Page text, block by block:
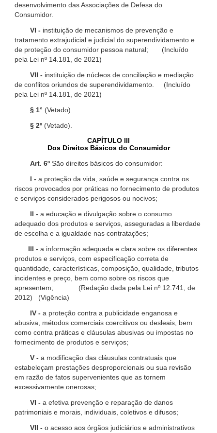
desenvolvimento das Associações de Defesa do
Consumidor.
VI - instituição de mecanismos de prevenção e
tratamento extrajudicial e judicial do superendividamento e
de proteção do consumidor pessoa natural; (Incluído
pela Lei nº 14.181, de 2021)
VII - instituição de núcleos de conciliação e mediação
de conflitos oriundos de superendividamento. (Incluído
pela Lei nº 14.181, de 2021)
§ 1° (Vetado).
§ 2º (Vetado).
CAPÍTULO III
Dos Direitos Básicos do Consumidor
Art. 6º São direitos básicos do consumidor:
I - a proteção da vida, saúde e segurança contra os
riscos provocados por práticas no fornecimento de produtos
e serviços considerados perigosos ou nocivos;
II - a educação e divulgação sobre o consumo
adequado dos produtos e serviços, asseguradas a liberdade
de escolha e a igualdade nas contratações;
III - a informação adequada e clara sobre os diferentes
produtos e serviços, com especificação correta de
quantidade, características, composição, qualidade, tributos
incidentes e preço, bem como sobre os riscos que
apresentem; (Redação dada pela Lei nº 12.741, de
2012) (Vigência)
IV - a proteção contra a publicidade enganosa e
abusiva, métodos comerciais coercitivos ou desleais, bem
como contra práticas e cláusulas abusivas ou impostas no
fornecimento de produtos e serviços;
V - a modificação das cláusulas contratuais que
estabeleçam prestações desproporcionais ou sua revisão
em razão de fatos supervenientes que as tornem
excessivamente onerosas;
VI - a efetiva prevenção e reparação de danos
patrimoniais e morais, individuais, coletivos e difusos;
VII - o acesso aos órgãos judiciários e administrativos